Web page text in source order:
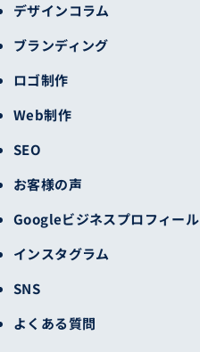
デザインコラム
ブランディング
ロゴ制作
Web制作
SEO
お客様の声
Googleビジネスプロフィール
インスタグラム
SNS
よくある質問